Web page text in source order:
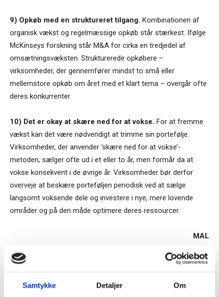
Samtykke Detaljer Om
9) Opkøb med en struktureret tilgang. Kombinationen af
organisk vækst og regelmæssige opkøb står stærkest. Ifølge
McKinseys forskning står M&A for cirka en tredjedel af
omsætningsvæksten. Strukturerede opkøbere –
virksomheder, der gennemfører mindst to små eller
mellemstore opkøb om året med et klart tema – overgår ofte
deres konkurrenter.
10) Det er okay at skære ned for at vokse. For at fremme
vækst kan det være nødvendigt at trimme sin portefølje.
Virksomheder, der anvender ‘skære ned for at vokse’-
metoden, sælger ofte ud i et eller to år, men formår da at
vokse konsekvent i de øvrige år. Virksomheder bør derfor
overveje at beskære porteføljen periodisk ved at sælge
langsomt voksende dele og investere i nye, mere lovende
områder og på den måde optimere deres ressourcer.
MAL
mckinsey
vækst¨